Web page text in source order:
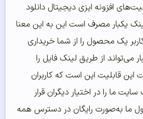
افزونه ایزی دیجیتال دانلود
یکبار مصرف است این به این معنا
یک محصول را از شما خریداری
می‌تواند از طریق لینک فایل را
این قابلیت این است که کاربران
ما را در اختیار دیگران قرار
ما به‌صورت رایگان در دسترس همه